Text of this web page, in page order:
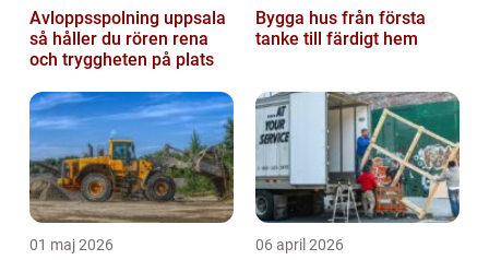
Avloppsspolning uppsala
så håller du rören rena
och tryggheten på plats
Bygga hus från första
tanke till färdigt hem
01 maj 2026 06 april 2026